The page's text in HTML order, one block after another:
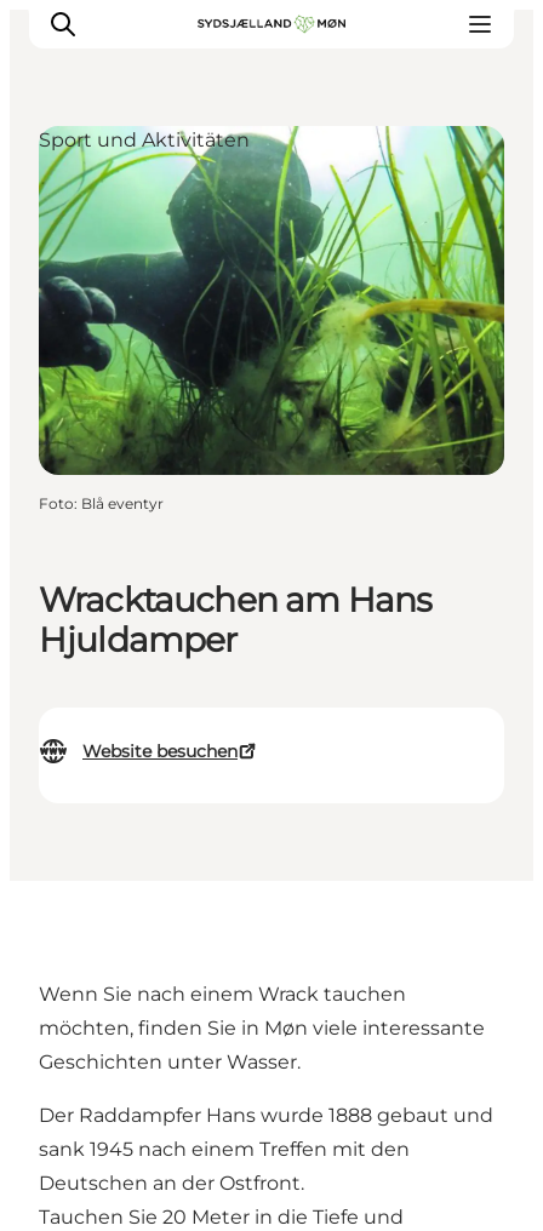
Erleben
Städte und Orte
Events
Essen
Unterkunft
Reise planen
Wracktauchen am Hans
Hjuldamper
Website besuchen
Sport und Aktivitäten
Foto: Blå eventyr
Wenn Sie nach einem Wrack tauchen
möchten, finden Sie in Møn viele interessante
Geschichten unter Wasser.
Der Raddampfer Hans wurde 1888 gebaut und
sank 1945 nach einem Treffen mit den
Deutschen an der Ostfront.
Tauchen Sie 20 Meter in die Tiefe und